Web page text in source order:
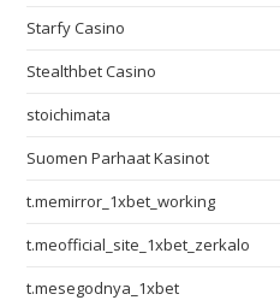
Starfy Casino
Stealthbet Casino
stoichimata
Suomen Parhaat Kasinot
t.memirror_1xbet_working
t.meofficial_site_1xbet_zerkalo
t.mesegodnya_1xbet